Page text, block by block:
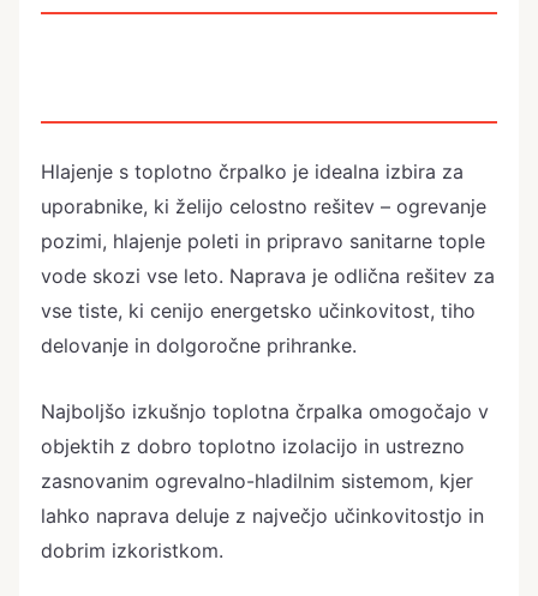
Hlajenje s toplotno črpalko je idealna izbira za
uporabnike, ki želijo celostno rešitev – ogrevanje
pozimi, hlajenje poleti in pripravo sanitarne tople
vode skozi vse leto. Naprava je odlična rešitev za
vse tiste, ki cenijo energetsko učinkovitost, tiho
delovanje in dolgoročne prihranke.
Najboljšo izkušnjo toplotna črpalka omogočajo v
objektih z dobro toplotno izolacijo in ustrezno
zasnovanim ogrevalno-hladilnim sistemom, kjer
lahko naprava deluje z največjo učinkovitostjo in
dobrim izkoristkom.